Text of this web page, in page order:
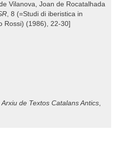
Vilanova, Joan de Rocatalhada
, 8 (=Studi di iberistica in
Rossi) (1986), 22-30]
Arxiu de Textos Catalans Antics,